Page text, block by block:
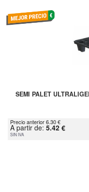
SEMI PALET
Precio anterior 6.30 €
A partir de: 5.42 €
SIN IVA